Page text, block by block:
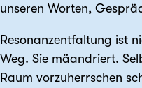
unseren Worten,
Resonanzentfaltung ist
Weg. Sie mäandriert.
Raum vorzuherrschen